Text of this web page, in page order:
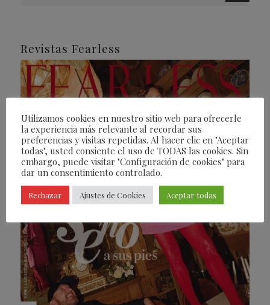
Revistas Fearless
Utilizamos cookies en nuestro sitio web para ofrecerle
la experiencia más relevante al recordar sus
preferencias y visitas repetidas. Al hacer clic en "Aceptar
todas", usted consiente el uso de TODAS las cookies. Sin
embargo, puede visitar "Configuración de cookies" para
dar un consentimiento controlado.
Rechazar Ajustes de Cookies Aceptar todas